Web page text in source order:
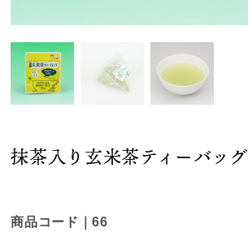
抹茶入り玄米茶ティーバッグ
商品コード｜66